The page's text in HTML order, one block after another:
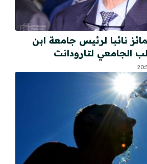
نائبا لرئيس جامعة ابن
الجامعي لتارودانت